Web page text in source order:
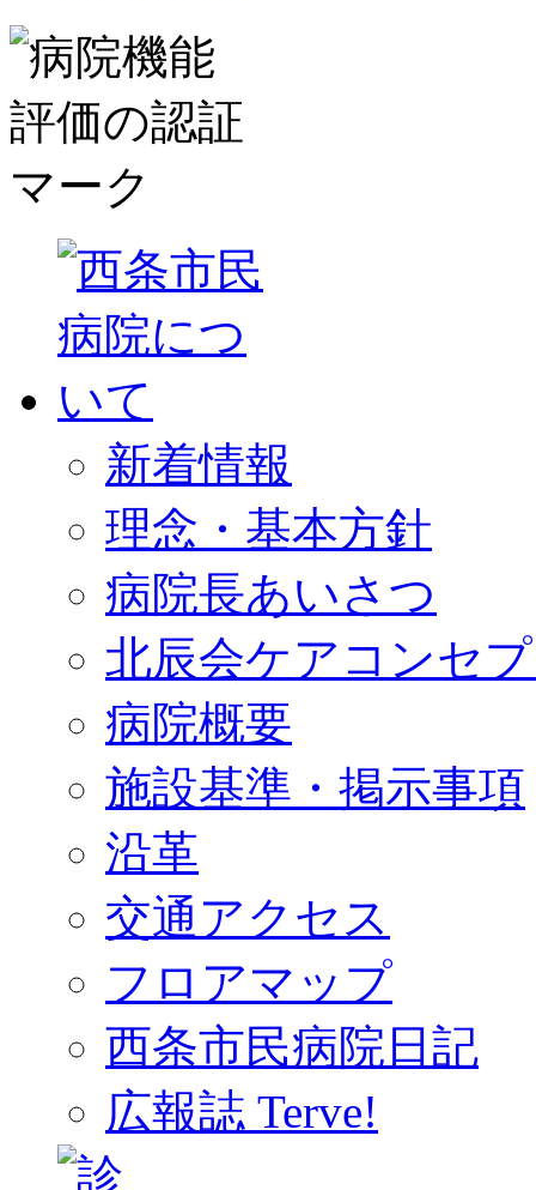
新着情報
理念・基本方針
病院長あいさつ
北辰会ケアコンセ
病院概要
施設基準・掲示事項
沿革
交通アクセス
フロアマップ
西条市民病院日記
広報誌 Terve!